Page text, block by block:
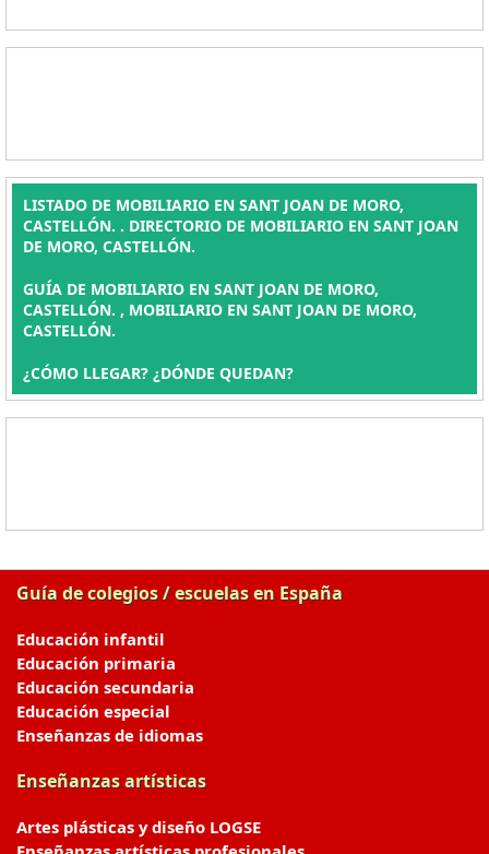
LISTADO DE MOBILIARIO EN SANT JOAN DE MORO,
CASTELLÓN. . DIRECTORIO DE MOBILIARIO EN SANT JOAN
DE MORO, CASTELLÓN.
GUÍA DE MOBILIARIO EN SANT JOAN DE MORO,
CASTELLÓN. , MOBILIARIO EN SANT JOAN DE MORO,
CASTELLÓN.
¿CÓMO LLEGAR? ¿DÓNDE QUEDAN?
Guía de colegios / escuelas en España
Educación infantil
Educación primaria
Educación secundaria
Educación especial
Enseñanzas de idiomas
Enseñanzas artísticas
Artes plásticas y diseño LOGSE